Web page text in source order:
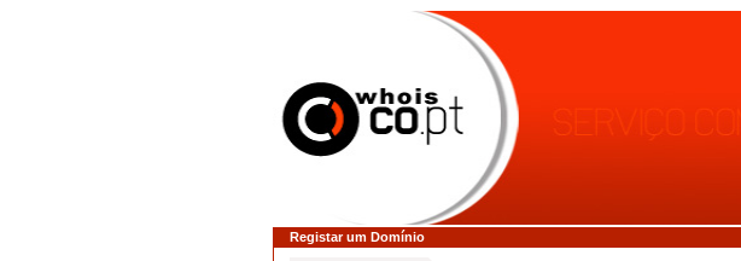
Registar um Domínio